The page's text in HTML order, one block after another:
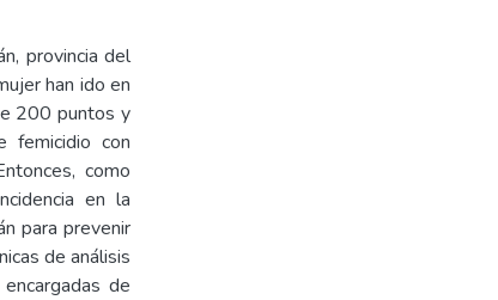
provincia del
han ido en
200 puntos y
femicidio con
como
en la
para prevenir
de análisis
de